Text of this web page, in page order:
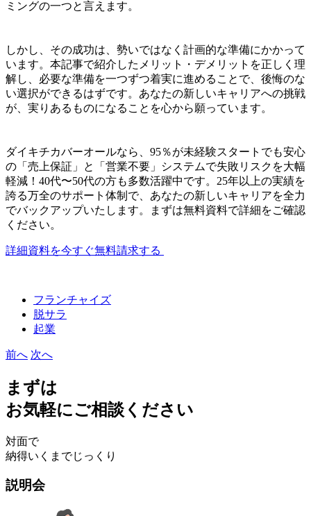
ミングの一つと言えます。
しかし、その成功は、勢いではなく計画的な準備にかかって
います。本記事で紹介したメリット・デメリットを正しく理
解し、必要な準備を一つずつ着実に進めることで、後悔のな
い選択ができるはずです。あなたの新しいキャリアへの挑戦
が、実りあるものになることを心から願っています。
ダイキチカバーオールなら、95％が未経験スタートでも安心
の「売上保証」と「営業不要」システムで失敗リスクを大幅
軽減！40代〜50代の方も多数活躍中です。25年以上の実績を
誇る万全のサポート体制で、あなたの新しいキャリアを全力
でバックアップいたします。まずは無料資料で詳細をご確認
ください。
詳細資料を今すぐ無料請求する
フランチャイズ
脱サラ
起業
前へ 次へ
まずは
お気軽にご相談ください
対面で
納得いくまでじっくり
説明会